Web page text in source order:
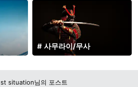
사무라이/무사
st situation님의 포스트